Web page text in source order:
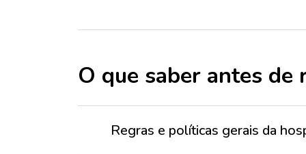
O que saber antes de
Regras e políticas gerais da